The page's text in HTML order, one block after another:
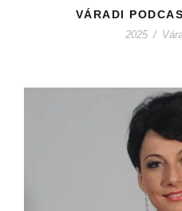
VÁRADI
2025 /